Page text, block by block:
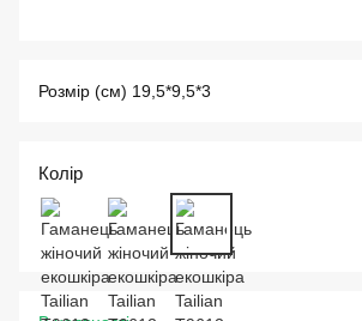
Розмір (см) 19,5*9,5*3
Колір